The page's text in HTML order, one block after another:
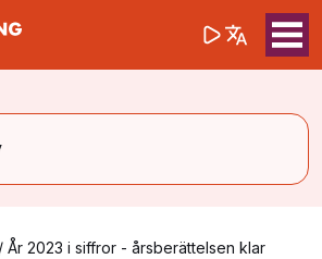
Sök på(opens in a
/ År 2023 i siffror - årsberättelsen klar